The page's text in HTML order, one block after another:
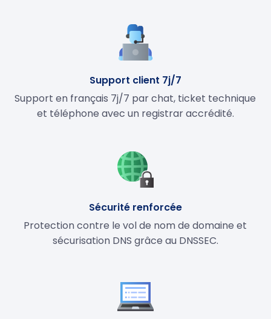
Support client 7j/7
Support en français 7j/7 par chat, ticket technique
et téléphone avec un registrar accrédité.
Sécurité renforcée
Protection contre le vol de nom de domaine et
sécurisation DNS grâce au DNSSEC.